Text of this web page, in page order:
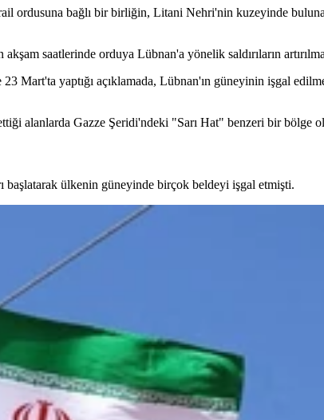
ordusuna bağlı bir birliğin, Litani Nehri'nin kuzeyinde
saatlerinde orduya Lübnan'a yönelik saldırıların
Mart'ta yaptığı açıklamada, Lübnan'ın güneyinin işgal
alanlarda Gazze Şeridi'ndeki "Sarı Hat" benzeri bir bölge
başlatarak ülkenin güneyinde birçok beldeyi işgal etmişti.